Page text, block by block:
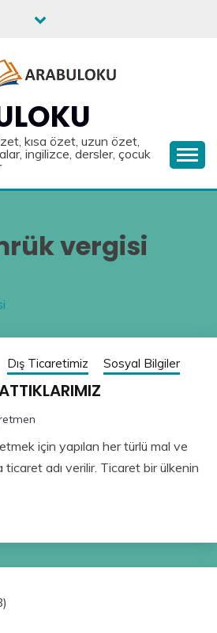
kısa özet, uzun özet,
ingilizce, dersler, çocuk
vergisi
Dış Ticaretimiz Sosyal Bilgiler
için yapılan her türlü mal ve
ti­caret adı verilir. Ticaret bir ülkenin